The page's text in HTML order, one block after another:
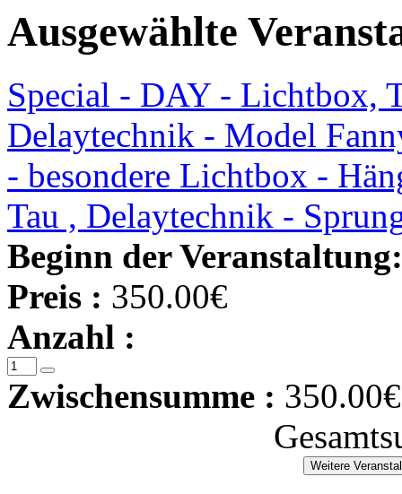
Ausgewählte
Special - DAY - Lichtbox,
Delaytechnik - Model
- besondere Lichtbox -
Tau , Delaytechnik -
Beginn der
Preis : 350.00€
Anzahl :
Zwischensumme : 350.00€
Weitere